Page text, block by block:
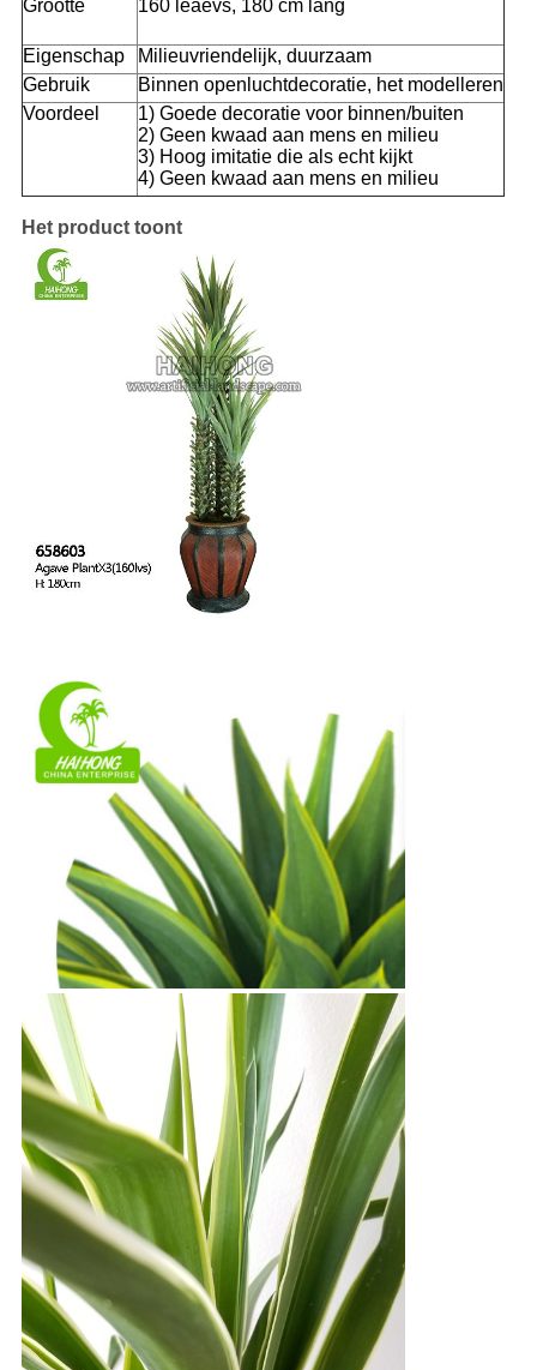
Grootte 160 leaevs, 180 cm lang
Eigenschap
Milieuvriendelijk, duurzaam
Gebruik
Binnen openluchtdecoratie, het modelleren
Voordeel
1) Goede decoratie voor binnen/buiten
2) Geen kwaad aan mens en milieu
3) Hoog imitatie die als echt kijkt
4) Geen kwaad aan mens en milieu
Het product toont